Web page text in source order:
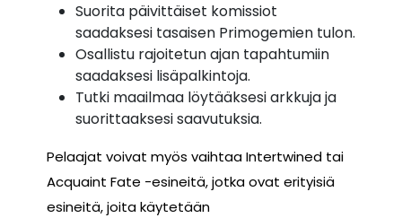
Suorita päivittäiset komissiot
saadaksesi tasaisen Primogemien tulon.
Osallistu rajoitetun ajan tapahtumiin
saadaksesi lisäpalkintoja.
Tutki maailmaa löytääksesi arkkuja ja
suorittaaksesi saavutuksia.
Pelaajat voivat myös vaihtaa Intertwined tai
Acquaint Fate -esineitä, jotka ovat erityisiä
esineitä, joita käytetään